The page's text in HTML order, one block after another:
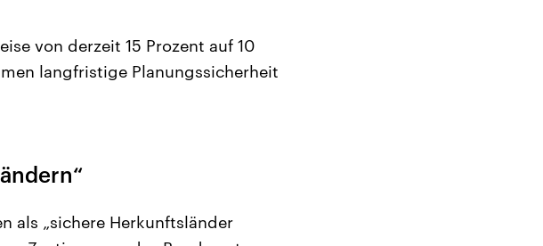
von derzeit 15 Prozent auf 10
langfristige Planungssicherheit
als „sichere Herkunftsländer